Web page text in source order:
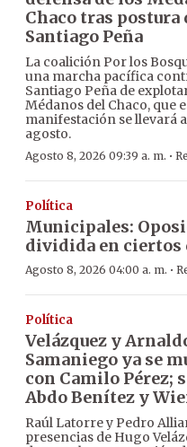
Chaco tras postura
Santiago Peña
La coalición Por los
una marcha pacífica
Santiago Peña de
Médanos del Chaco, que
manifestación se llevará
agosto.
Agosto 8, 2026 09:39 a. m. ·
Política
Municipales:
dividida en
Agosto 8, 2026 04:00 a. m. ·
Política
Velázquez y
Samaniego ya se
con Camilo Pérez;
Abdo Benítez y
Raúl Latorre y Pedro
presencias de Hugo